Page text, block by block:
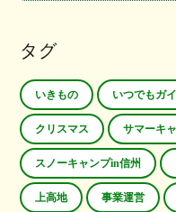
タグ
いきもの いつでもガ
クリスマス サマーキ
スノーキャンプin信州
上高地 事業運営